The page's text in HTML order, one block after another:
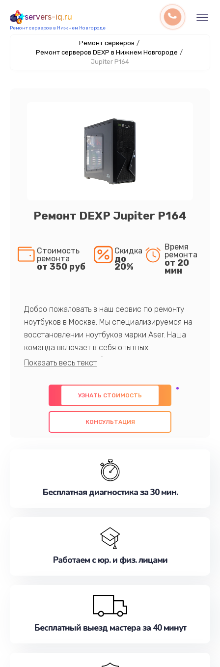
servers-iq.ru
Ремонт серверов в Нижнем Новгороде
Ремонт серверов /
Ремонт серверов DEXP в Нижнем Новгороде /
Jupiter P164
Ремонт DEXP Jupiter P164
Стоимость
ремонта
от 350 руб
Скидка
до
20%
Время
ремонта
от 20
мин
Добро пожаловать в наш сервис по ремонту
ноутбуков в Москве. Мы специализируемся на
восстановлении ноутбуков марки Aser. Наша
команда включает в себя опытных
профессионалов с обширными знаниями и
предлагаем быстрый и качественный ремонт с
использованием оригинальных компонентов, а
также гарантируем качество всех
проведенных работ. Наша цель - предоставить
наилучшим образом. Не медлите записаться на
УЗНАТЬ СТОИМОСТЬ
КОНСУЛЬТАЦИЯ
Бесплатная диагностика за 30 мин.
Работаем с юр. и физ. лицами
Бесплатный выезд мастера за 40 минут